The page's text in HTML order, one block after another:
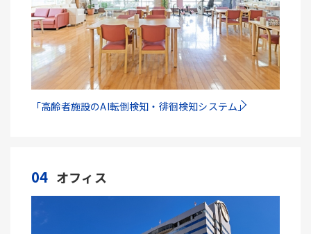
「高齢者施設のAI転倒検知・徘徊検知システム」
04 オフィス